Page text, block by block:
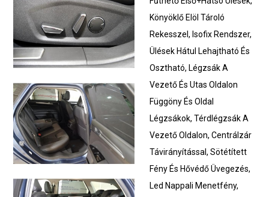
Könyöklő Elöl Tároló
Rekesszel, Isofix Rendszer,
Ülések Hátul Lehajtható És
Osztható, Légzsák A
Vezető És Utas Oldalon
Függöny És Oldal
Légzsákok, Térdlégzsák A
Vezető Oldalon, Centrálzár
Távirányítással, Sötétített
Fény És Hővédő Üvegezés,
Led Nappali Menetfény,